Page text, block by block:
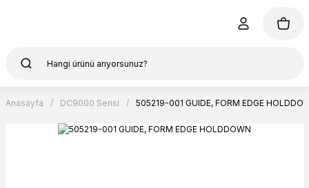
Anasayfa DC9000 Serisi 505219-001 GUIDE, FORM EDGE